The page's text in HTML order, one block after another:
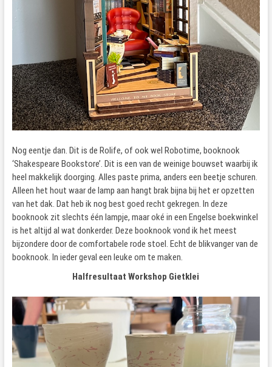
Nog eentje dan. Dit is de Rolife, of ook wel Robotime, booknook
‘Shakespeare Bookstore’. Dit is een van de weinige bouwset waarbij ik
heel makkelijk doorging. Alles paste prima, anders een beetje schuren.
Alleen het hout waar de lamp aan hangt brak bijna bij het er opzetten
van het dak. Dat heb ik nog best goed recht gekregen. In deze
booknook zit slechts één lampje, maar oké in een Engelse boekwinkel
is het altijd al wat donkerder. Deze booknook vond ik het meest
bijzondere door de comfortabele rode stoel. Echt de blikvanger van de
booknook. In ieder geval een leuke om te maken.
Halfresultaat Workshop Gietklei